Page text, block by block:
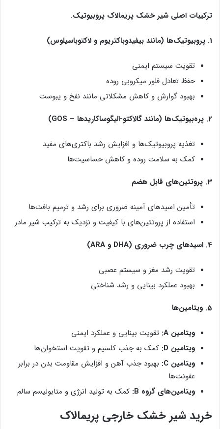
ترکیبات اصلی شیر خشک پریمالاک پروبیوتیک:
1. پروبیوتیک‌ها (مانند بیفیدوباکتریوم و لاکتوباسیلوس)
تقویت سیستم ایمنی
حفظ تعادل فلور میکروبی روده
بهبود گوارش و کاهش مشکلاتی مانند نفخ و یبوست
2. پره‌بیوتیک‌ها (مانند گالاکتو-الیگوساکاریدها – GOS)
تغذیه پروبیوتیک‌ها و افزایش رشد باکتری‌های مفید
کمک به سلامت روده و کاهش حساسیت‌ها
3. پروتئین‌های قابل هضم
تأمین اسیدهای آمینه ضروری برای رشد و ترمیم بافت‌ها
استفاده از پروتئین‌های با کیفیت و نزدیک به ترکیب شیر مادر
4. اسیدهای چرب ضروری (DHA و ARA)
تقویت رشد مغز و سیستم عصبی
بهبود عملکرد بینایی و رشد شناختی
5. ویتامین‌ها
ویتامین A:
تقویت بینایی و عملکرد ایمنی
ویتامین D:
کمک به جذب کلسیم و تقویت استخوان‌ها
ویتامین C:
بهبود جذب آهن و افزایش مقاومت بدن در برابر
عفونت‌ها
ویتامین‌های گروه B:
کمک به تولید انرژی و متابولیسم سالم
خرید شیر خشک خارجی پریمالاک